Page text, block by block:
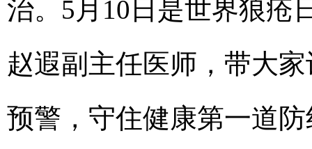
治。5月10日是世界狼疮
赵遐副主任医师，带大
预警，守住健康第一道